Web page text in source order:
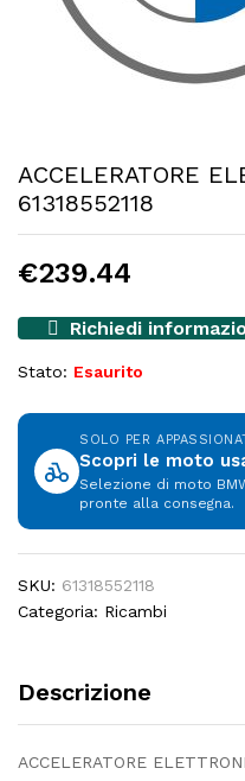
ACCELERATORE
61318552118
€239.44
Richiedi
Stato: Esaurito
SOLO PER
Scopri le moto
Selezione di moto
pronte alla consegna.
SKU: 61318552118
Categoria: Ricambi
Descrizione
ACCELERATORE